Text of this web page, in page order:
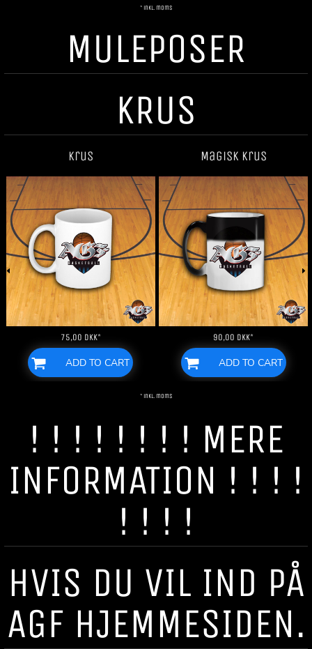
* inkl. moms
MULEPOSER
KRUS
Krus
75,00 DKK*
ADD TO CART
Magisk krus
90,00 DKK*
ADD TO CART
* inkl. moms
! ! ! ! ! ! ! ! MERE
INFORMATION ! ! ! !
! ! ! !
HVIS DU VIL IND PÅ
AGF HJEMMESIDEN.